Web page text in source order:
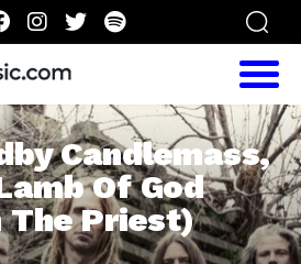
Candlemass,
Of God
The Priest)